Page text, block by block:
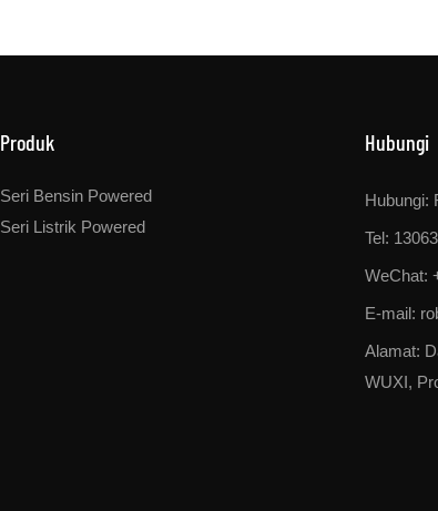
Produk
Seri Bensin Powered
Seri Listrik Powered
Hubungi
Hubungi:
Tel:
WeChat:
E-mail:
Alamat:
WUXI,